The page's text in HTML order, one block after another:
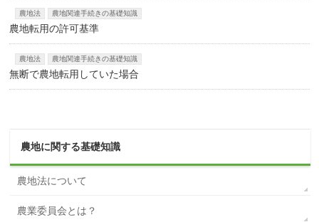
農地法 農地関連手続きの基礎知識
農地転用の許可基準
農地法 農地関連手続きの基礎知識
無断で農地転用していた場合
農地に関する基礎知識
農地法について
農業委員会とは？